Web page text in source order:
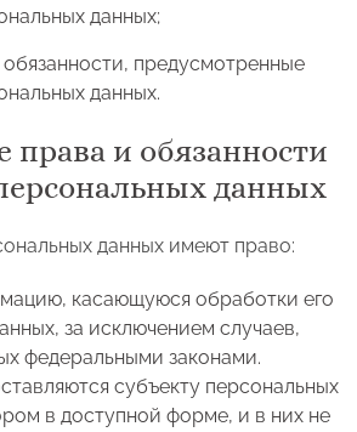
данных;
предусмотренные
данных.
права и обязанности
данных
данных имеют право:
касающуюся обработки его
за исключением случаев,
федеральными законами.
субъекту персональных
в доступной форме, и в них не